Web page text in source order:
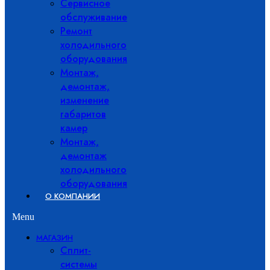
Сервисное
обслуживание
Ремонт
холодильного
оборудования
Монтаж,
демонтаж,
изменение
габаритов
камер
Монтаж,
демонтаж
холодильного
оборудования
О КОМПАНИИ
Menu
МАГАЗИН
Сплит-
системы